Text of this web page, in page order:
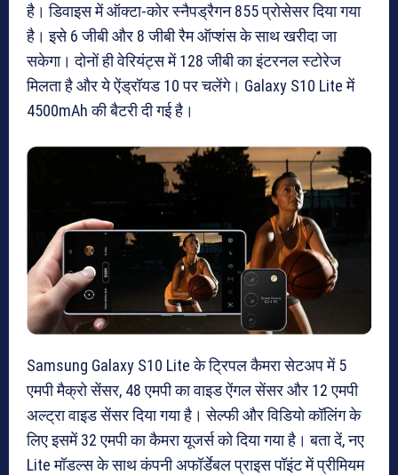
है। डिवाइस में ऑक्टा-कोर स्नैपड्रैगन 855 प्रोसेसर दिया गया
है। इसे 6 जीबी और 8 जीबी रैम ऑप्शंस के साथ खरीदा जा
सकेगा। दोनों ही वेरियंट्स में 128 जीबी का इंटरनल स्टोरेज
मिलता है और ये ऐंड्रॉयड 10 पर चलेंगे। Galaxy S10 Lite में
4500mAh की बैटरी दी गई है।
Samsung Galaxy S10 Lite के ट्रिपल कैमरा सेटअप में 5
एमपी मैक्रो सेंसर, 48 एमपी का वाइड ऐंगल सेंसर और 12 एमपी
अल्ट्रा वाइड सेंसर दिया गया है। सेल्फी और विडियो कॉलिंग के
लिए इसमें 32 एमपी का कैमरा यूजर्स को दिया गया है। बता दें, नए
Lite मॉडल्स के साथ कंपनी अफॉर्डेबल प्राइस पॉइंट में प्रीमियम